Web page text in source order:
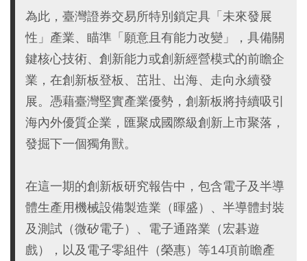
為此，臺灣證券交易所特別鎖定具「未來發展
性」產業、瞄準「願意且有能力改變」，具備關
鍵核心技術、創新能力或創新經營模式的前瞻企
業，在創新板登板、茁壯、出海、走向永續發
展。憑藉臺灣堅實產業優勢，創新板將持續吸引
海內外優質企業，匯聚成國際級創新上市聚落，
發掘下一個獨角獸。
在這一期的創新板研究報告中，包含電子及半導
體生產用機械設備製造業（暉盛）、半導體封裝
及測試（微矽電子）、電子通路業（宏碁遊
戲），以及電子零組件（榮惠）等14項前瞻產